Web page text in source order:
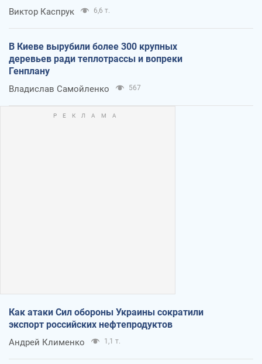
Виктор Каспрук 6,6 т.
В Киеве вырубили более 300 крупных
деревьев ради теплотрассы и вопреки
Генплану
Владислав Самойленко 567
Как атаки Сил обороны Украины сократили
экспорт российских нефтепродуктов
Андрей Клименко 1,1 т.